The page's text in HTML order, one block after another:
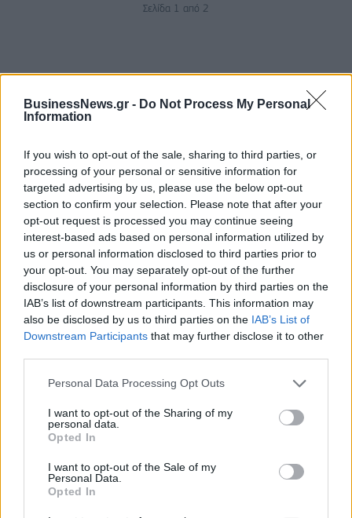
BusinessNews.gr - Do Not Process My Personal
Information
If you wish to opt-out of the sale, sharing to third parties, or
processing of your personal or sensitive information for
targeted advertising by us, please use the below opt-out
section to confirm your selection. Please note that after your
opt-out request is processed you may continue seeing
interest-based ads based on personal information utilized by
us or personal information disclosed to third parties prior to
your opt-out. You may separately opt-out of the further
disclosure of your personal information by third parties on the
IAB’s list of downstream participants. This information may
also be disclosed by us to third parties on the IAB’s List of
Downstream Participants that may further disclose it to other
Personal Data Processing Opt Outs
I want to opt-out of the Sharing of my
personal data.
Opted In
I want to opt-out of the Sale of my
Personal Data.
Opted In
Σελίδα 1 από 2
ΡΟΗ ΕΙΔΗΣΕΩΝ
Υψηλός κίνδυνος πυρκαγιάς σήμερα σε Αττική,
Κρήτη, Πελοπόννησο, Εύβοια και νησιά του Αιγαίου
07/08/2026 - 08:30 ΕΛΛΑΔΑ
Άνοδος του πετρελαίου μετά τις απειλές του Ιράν
για τα Στενά του Ορμούζ
07/08/2026 - 08:13 ΚΟΣΜΟΣ
Χρηματιστήριο: Πτώση κατά 0,59%, στα 320,42
06/08/2026 - 18:10 ΟΙΚΟΝΟΜΙΑ
του Λογαριασμού Αγροτικής Εστίας
06/08/2026 - 17:40